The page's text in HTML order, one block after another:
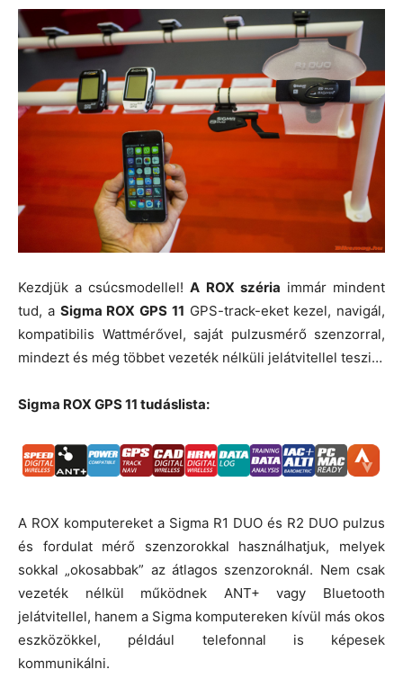
Kezdjük a csúcsmodellel!A ROX széria immár mindent
tud, a Sigma ROX GPS 11 GPS-track-eket kezel, navigál,
kompatibilis Wattmérővel, saját pulzusmérő szenzorral,
mindezt és még többet vezeték nélküli jelátvitellel teszi…
Sigma ROX GPS 11 tudáslista:
A ROX komputereket a Sigma R1 DUO és R2 DUO pulzus
és fordulat mérő szenzorokkal használhatjuk, melyek
sokkal „okosabbak” az átlagos szenzoroknál. Nem csak
vezeték nélkül működnek ANT+ vagy Bluetooth
jelátvitellel, hanem a Sigma komputereken kívül más okos
eszközökkel, például telefonnal is képesek
kommunikálni.